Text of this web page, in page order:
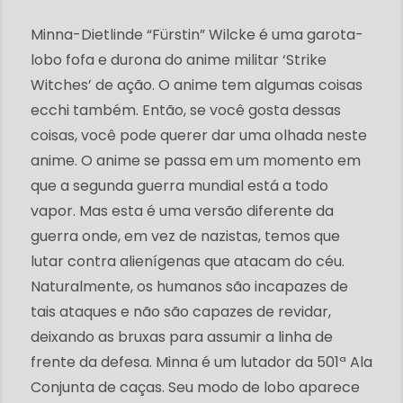
Minna-Dietlinde “Fürstin” Wilcke é uma garota-
lobo fofa e durona do anime militar ‘Strike
Witches’ de ação. O anime tem algumas coisas
ecchi também. Então, se você gosta dessas
coisas, você pode querer dar uma olhada neste
anime. O anime se passa em um momento em
que a segunda guerra mundial está a todo
vapor. Mas esta é uma versão diferente da
guerra onde, em vez de nazistas, temos que
lutar contra alienígenas que atacam do céu.
Naturalmente, os humanos são incapazes de
tais ataques e não são capazes de revidar,
deixando as bruxas para assumir a linha de
frente da defesa. Minna é um lutador da 501ª Ala
Conjunta de caças. Seu modo de lobo aparece